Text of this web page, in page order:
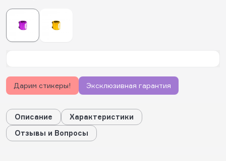
Дарим стикеры! Эксклюзивная гарантия
Описание
Характеристики
Отзывы и Вопросы